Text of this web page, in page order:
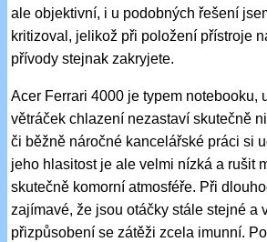
ale objektivní, i u podobných řešení
kritizoval, jelikož při položení přístroje
přívody stejnak zakryjete.
Acer Ferrari 4000 je typem notebooku,
větráček chlazení nezastaví skutečně
či běžně náročné kancelářské práci si
jeho hlasitost je ale velmi nízká a rušit
skutečně komorní atmosféře. Při
zajímavé, že jsou otáčky stále stejné a
přizpůsobení se zátěži zcela imunní.